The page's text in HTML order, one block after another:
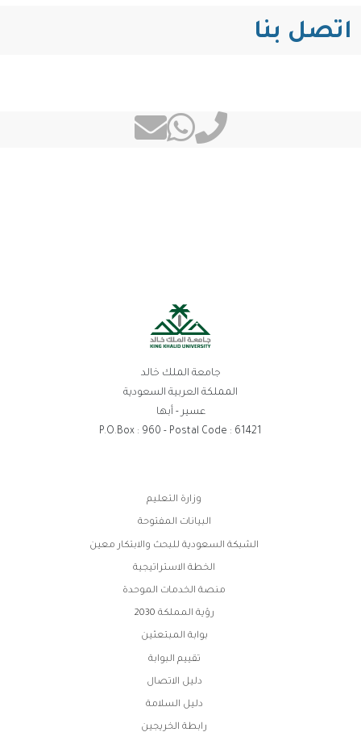
اتصل بنا
جامعة الملك خالد
المملكة العربية السعودية
عسير - أبها
P.O.Box : 960 - Postal Code : 61421
وزارة التعليم
البيانات المفتوحة
الشبكة السعودية للبحث والابتكار معين
الخطة الاستراتيجية
منصة الخدمات الموحدة
رؤية المملكة 2030
بوابة المبتعثين
تقييم البوابة
دليل الاتصال
دليل السلامة
رابطة الخريجين